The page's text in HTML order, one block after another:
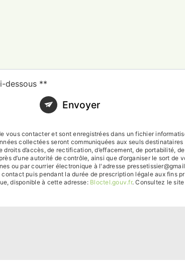
dessous **
Envoyer
contacter et sont enregistrées dans un fichier
collectées seront communiquées aux seuls
d’accès, de rectification, d’effacement, de portabilité,
d’une autorité de contrôle, ainsi que d’organiser le sort
ou par courrier électronique à l'adresse
puis pendant la durée de prescription légale aux fins
disponible à cette adresse: Bloctel.gouv.fr. Consultez le